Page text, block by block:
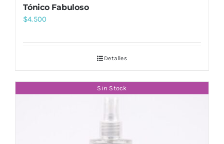
Tónico Fabuloso
$4.500
Detalles
Sin Stock